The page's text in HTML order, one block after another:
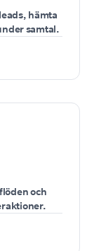
hämta
samtal.
och